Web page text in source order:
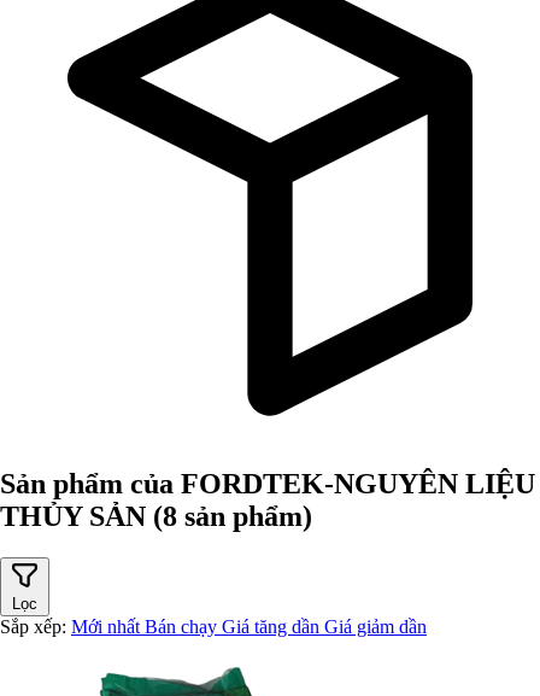
Sản phẩm của FORDTEK-NGUYÊN LIỆU
THỦY SẢN (8 sản phẩm)
Lọc
Sắp xếp: Mới nhất Bán chạy Giá tăng dần Giá giảm dần